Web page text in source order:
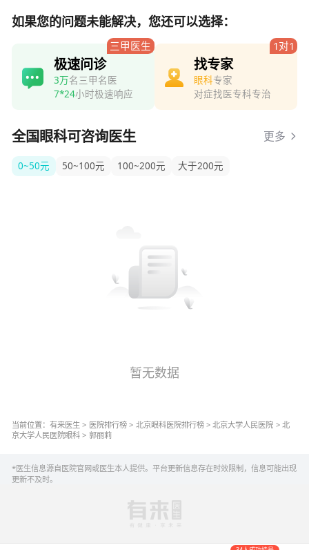
如果您的问题未能解决，您还可以选择：
三甲医生
极速问诊
3万名三甲名医
7*24小时极速响应
1对1
找专家
眼科专家
对症找医专科专治
全国眼科可咨询医生 更多
0~50元 50~100元 100~200元 大于200元
暂无数据
当前位置： 有来医生 > 医院排行榜 > 北京眼科医院排行榜 > 北京大学人民医院 > 北
京大学人民医院眼科 > 郭丽莉
*医生信息源自医院官网或医生本人提供。平台更新信息存在时效限制，信息可能出现
更新不及时。